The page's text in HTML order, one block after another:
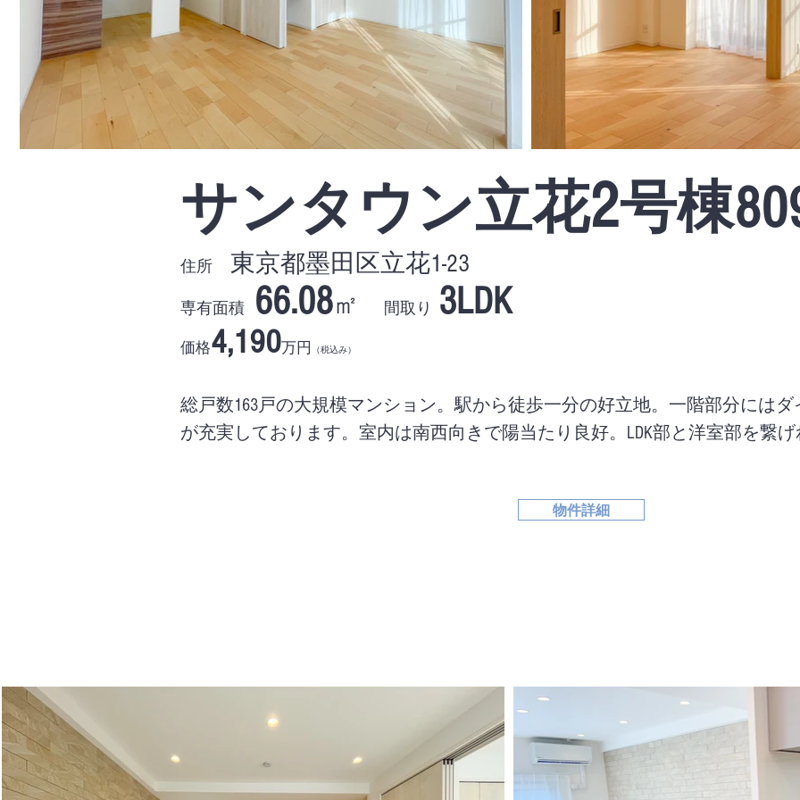
サンタウン立花2号棟
住所 東京都墨田区立花1-23
専有面積 66.08㎡ 間取り 3LDK
価格4,190万円 （税込み）
総戸数163戸の大規模マンション。駅から徒歩一分の好立地。一階部分には
が充実しております。室内は南西向きで陽当たり良好。LDK部と洋室部を繋げ
物件詳細